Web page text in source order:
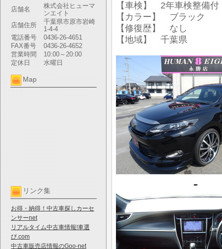
店舗名
株式会社ヒューマ
ンエイト
店舗住所
千葉県市原市岩崎
1-4-4
電話番号
0436-26-4651
FAX番号
0436-26-4652
営業時間
10:00～20:00
定休日
水曜日
Map
リンク集
お得・納得！中古車探しカーセ
ンサーnet
リアルタイム中古車情報!車選
び.com
中古車販売店情報のGoo-net
【車検】 2年車検整備付
【カラー】 ブラック
【修復歴】 なし
【地域】 千葉県